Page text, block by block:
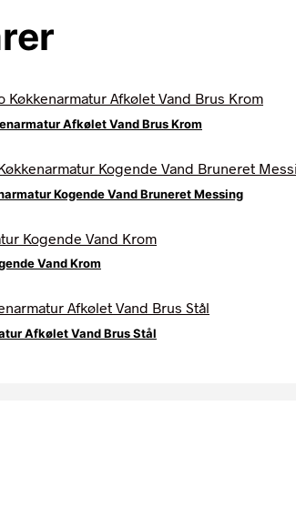
Afkølet Vand Brus Krom
Kogende Vand Bruneret Messing
Vand Krom
Afkølet Vand Brus Stål